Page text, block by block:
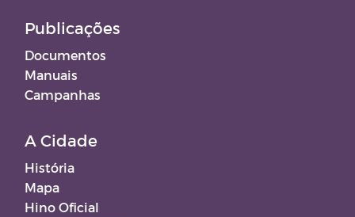
Publicações
Documentos
Manuais
Campanhas
A Cidade
História
Mapa
Hino Oficial